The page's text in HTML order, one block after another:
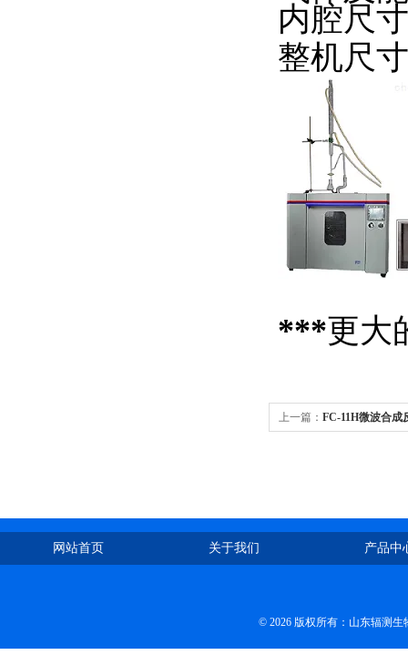
内腔尺
整机尺
***更大
上一篇： FC-11H微波合成
网站首页 关于我们 产品中
© 2026 版权所有：山东辐测